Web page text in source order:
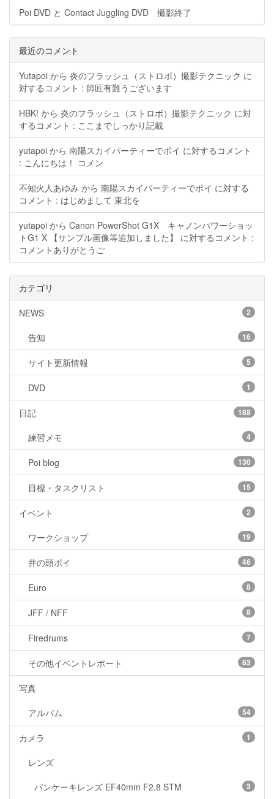
Poi DVD と Contact Juggling DVD 撮影終了
最近のコメント
Yutapoi から 炎のフラッシュ（ストロボ）撮影テクニック に
対するコメント : 師匠有難うございます
HBK! から 炎のフラッシュ（ストロボ）撮影テクニック に対
するコメント : ここまでしっかり記載
yutapoi から 南陽スカイパーティーでポイ に対するコメント
: こんにちは！ コメン
不知火人あゆみ から 南陽スカイパーティーでポイ に対する
コメント : はじめまして 東北を
yutapoi から Canon PowerShot G1X キャノンパワーショッ
トG1 X 【サンプル画像等追加しました】 に対するコメント :
コメントありがとうご
カテゴリ
NEWS 2
告知 16
サイト更新情報 5
DVD 1
日記 188
練習メモ 4
Poi blog 130
目標・タスクリスト 15
イベント 2
ワークショップ 19
井の頭ポイ 46
Euro 8
JFF / NFF 8
Firedrums 7
その他イベントレポート 63
写真
アルバム
54
カメラ 1
レンズ
パンケーキレンズ EF40mm F2.8 STM
3